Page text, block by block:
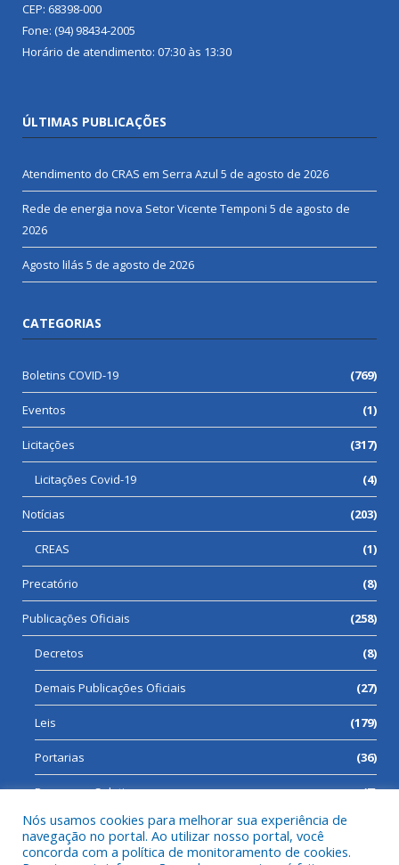
CEP: 68398-000
Fone: (94) 98434-2005
Horário de atendimento: 07:30 às 13:30
ÚLTIMAS PUBLICAÇÕES
Atendimento do CRAS em Serra Azul 5 de agosto de 2026
Rede de energia nova Setor Vicente Temponi 5 de agosto de
2026
Agosto lilás 5 de agosto de 2026
CATEGORIAS
Boletins COVID-19 (769)
Eventos (1)
Licitações (317)
Licitações Covid-19 (4)
Notícias (203)
CREAS (1)
Precatório (8)
Publicações Oficiais (258)
Decretos (8)
Demais Publicações Oficiais (27)
Leis (179)
Portarias (36)
Processos Seletivos (7)
Nós usamos cookies para melhorar sua experiência de
navegação no portal. Ao utilizar nosso portal, você
concorda com a política de monitoramento de cookies.